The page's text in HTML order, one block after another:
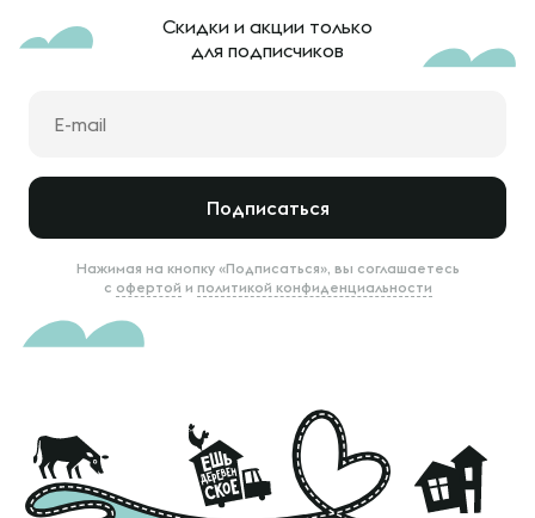
Скидки и акции только
для подписчиков
Подписаться
Нажимая на кнопку «Подписаться», вы соглашаетесь
с офертой и политикой конфиденциальности